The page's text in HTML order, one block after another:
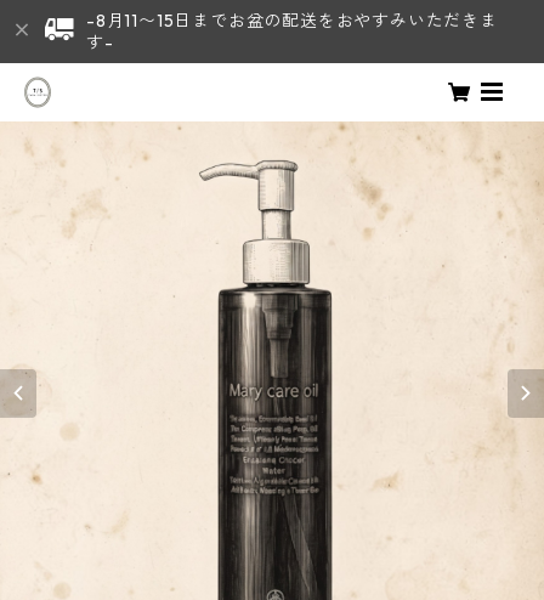
-8月11〜15日までお盆の配送をおやすみいただきま
す-